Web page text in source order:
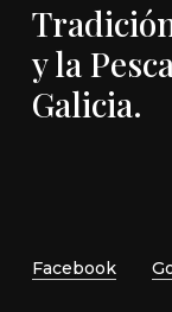
y la
Galicia.
Facebook